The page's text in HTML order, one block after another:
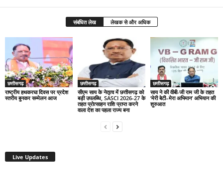
संबंधित लेख लेखक से और अधिक
छत्तीसगढ़
राष्ट्रीय हथकरघा दिवस पर प्रदेश
स्तरीय बुनकर सम्मेलन आज
छत्तीसगढ़
सीएम साय के नेतृत्व में छत्तीसगढ़ को
बड़ी उपलब्धि, SASCI 2026-27 के
तहत प्रोत्साहन राशि प्राप्त करने
वाला देश का पहला राज्य बना
छत्तीसगढ़
साय ने की वीबी-जी राम जी के तहत
‘मेरी बेटी–मेरा अभिमान’ अभियान की
शुरुआत
Live Updates